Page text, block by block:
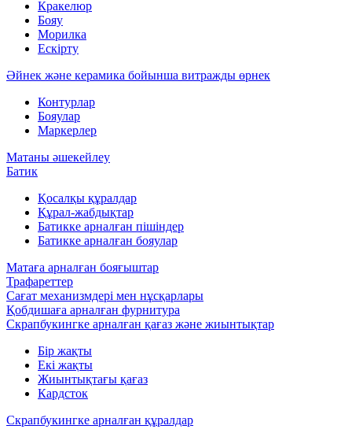
Кракелюр
Бояу
Морилка
Ескірту
Әйнек және керамика бойынша витражды өрнек
Контурлар
Бояулар
Маркерлер
Матаны әшекейлеу
Батик
Қосалқы құралдар
Құрал-жабдықтар
Батикке арналған пішіндер
Батикке арналған бояулар
Матаға арналған бояғыштар
Трафареттер
Сағат механизмдері мен нұсқарлары
Қобдишаға арналған фурнитура
Скрапбукингке арналған қағаз және жиынтықтар
Бір жақты
Екі жақты
Жиынтықтағы қағаз
Кардсток
Скрапбукингке арналған құралдар